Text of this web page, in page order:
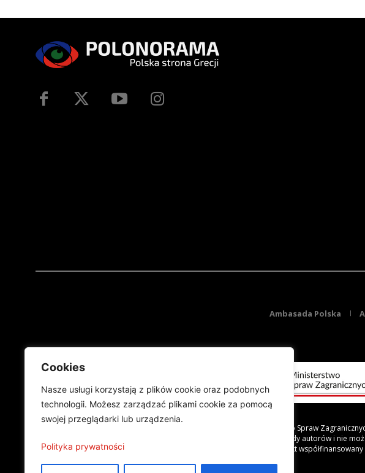
Cookies
Nasze usługi korzystają z plików cookie oraz podobnych
technologii. Możesz zarządzać plikami cookie za pomocą
swojej przeglądarki lub urządzenia.
Polityka prywatności
Ambasada Polska
Projekt finansowany przez Ministerstwo Spraw
Publikacja wyraża jedynie poglądy autorów i nie
Projekt